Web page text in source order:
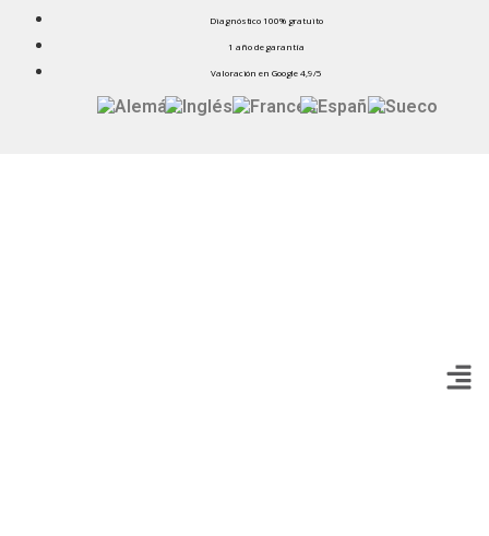
Diagnóstico 100% gratuito
1 año de garantía
Valoración en Google 4,9/5